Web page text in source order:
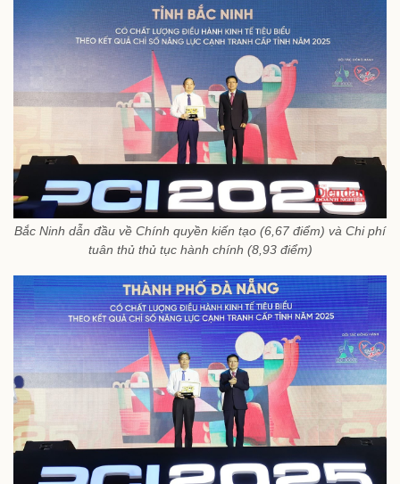
Bắc Ninh dẫn đầu về Chính quyền kiến tạo (6,67 điểm) và Chi phí
tuân thủ thủ tục hành chính (8,93 điểm)